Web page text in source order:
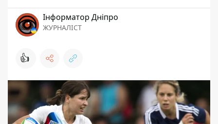
Інформатор Дніпро
ЖУРНАЛІСТ
👍